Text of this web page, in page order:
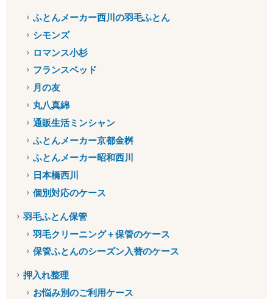
ふとんメーカー西川の羽毛ふとん
シモンズ
ロマンス小杉
フランスベッド
月の友
丸八真綿
通販生活ミンシャン
ふとんメーカー京都金桝
ふとんメーカー昭和西川
日本橋西川
個別対応のケース
羽毛ふとん保管
羽毛クリーニング＋保管のケース
保管ふとんのシーズン入替のケース
押入れ整理
お悩み別のご利用ケース